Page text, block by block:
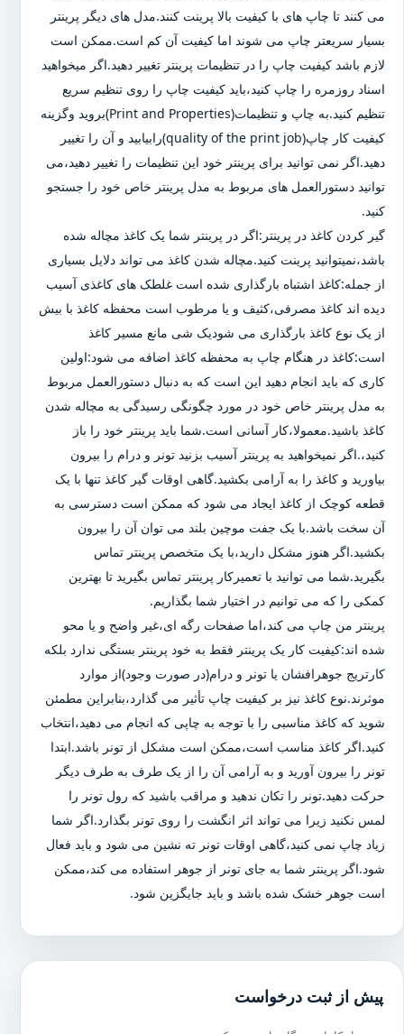
می کنند تا چاپ های با کیفیت بالا پرینت کنند.مدل های دیگر پرینتر
بسیار سریعتر چاپ می شوند اما کیفیت آن کم است.ممکن است
لازم باشد کیفیت چاپ را در تنظیمات پرینتر تغییر دهید.اگر میخواهید
اسناد روزمره را چاپ کنید،باید کیفیت چاپ را روی تنظیم سریع
تنظیم کنید.به چاپ و تنظیمات(Print and Properties)بروید وگزینه
کیفیت کار چاپ(quality of the print job)رابیابید و آن را تغییر
دهید.اگر نمی توانید برای پرینتر خود این تنظیمات را تغییر دهید،می
توانید دستورالعمل های مربوط به مدل پرینتر خاص خود را جستجو
کنید.
گیر کردن کاغذ در پرینتر:اگر در پرینتر شما یک کاغذ مچاله شده
باشد،نمیتوانید پرینت کنید.مچاله شدن کاغذ می تواند دلایل بسیاری
از جمله:کاغذ اشتباه بارگذاری شده است غلطک های کاغذی آسیب
دیده اند کاغذ مصرفی،کثیف و یا مرطوب است محفظه کاغذ با بیش
از یک نوع کاغذ بارگذاری می شودیک شی مانع مسیر کاغذ
است:کاغذ در هنگام چاپ به محفظه کاغذ اضافه می شود:اولین
کاری که باید انجام دهید این است که به دنبال دستورالعمل مربوط
به مدل پرینتر خاص خود در مورد چگونگی رسیدگی به مچاله شدن
کاغذ باشید.معمولا،کار آسانی است.شما باید پرینتر خود را باز
کنید،.اگر نمیخواهید به پرینتر آسیب بزنید تونر و درام را بیرون
بیاورید و کاغذ را به آرامی بکشید.گاهی اوقات گیر کاغذ تنها با یک
قطعه کوچک از کاغذ ایجاد می شود که ممکن است دسترسی به
آن سخت باشد.با یک جفت موچین بلند می توان آن را بیرون
بکشید.اگر هنوز مشکل دارید،با یک متخصص پرینتر تماس
بگیرید.شما می توانید با تعمیرکار پرینتر تماس بگیرید تا بهترین
کمکی را که می توانیم در اختیار شما بگذاریم.
پرینتر من چاپ می کند،اما صفحات رگه ای،غیر واضح و یا محو
شده اند:کیفیت کار یک پرینتر فقط به خود پرینتر بستگی ندارد بلکه
کارتریج جوهرافشان یا تونر و درام(در صورت وجود)از موارد
موثرند.نوع کاغذ نیز بر کیفیت چاپ تأثیر می گذارد،بنابراین مطمئن
شوید که کاغذ مناسبی را با توجه به چاپی که انجام می دهید،انتخاب
کنید.اگر کاغذ مناسب است،ممکن است مشکل از تونر باشد.ابتدا
تونر را بیرون آورید و به آرامی آن را از یک طرف به طرف دیگر
حرکت دهید.تونر را تکان ندهید و مراقب باشید که رول تونر را
لمس نکنید زیرا می تواند اثر انگشت را روی تونر بگذارد.اگر شما
زیاد چاپ نمی کنید،گاهی اوقات تونر ته نشین می شود و باید فعال
شود.اگر پرینتر شما به جای تونر از جوهر استفاده می کند،ممکن
است جوهر خشک شده باشد و باید جایگزین شود.
پیش از ثبت درخواست